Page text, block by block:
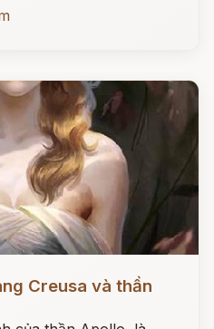
Creusa và thần